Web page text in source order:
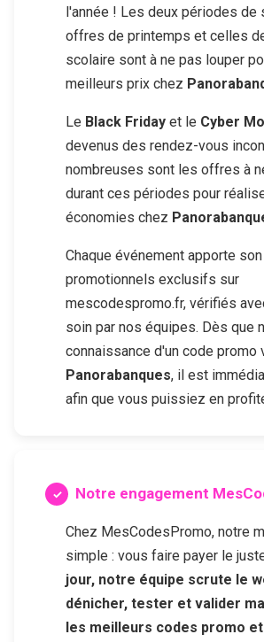
l'année ! Les deux périodes de
offres de printemps et celles
scolaire sont à ne pas louper
meilleurs prix chez
Le Black Friday et le Cyber
devenus des rendez-vous
nombreuses sont les offres à
durant ces périodes pour
économies chez
Chaque événement apporte
promotionnels exclusifs sur
mescodespromo.fr, vérifiés
soin par nos équipes. Dès que
connaissance d'un code promo
Panorabanques, il est
afin que vous puissiez en
Notre engagement
Chez MesCodesPromo, notre
simple : vous faire payer le
jour, notre équipe scrute le
dénicher, tester et valider
les meilleurs codes promo